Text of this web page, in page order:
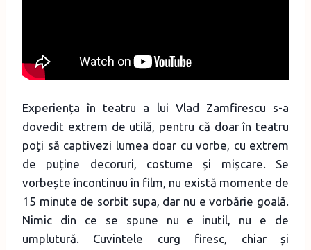
Experiența în teatru a lui Vlad Zamfirescu s-a
dovedit extrem de utilă, pentru că doar în teatru
poți să captivezi lumea doar cu vorbe, cu extrem
de puține decoruri, costume și mișcare. Se
vorbește încontinuu în film, nu există momente de
15 minute de sorbit supa, dar nu e vorbărie goală.
Nimic din ce se spune nu e inutil, nu e de
umplutură. Cuvintele curg firesc, chiar și